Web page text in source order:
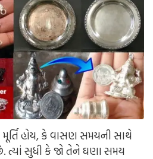
મૂર્તિ હોય, કે વાસણ સમયની સાથે
ત્યાં સુધી કે જો તેને ઘણા સમય